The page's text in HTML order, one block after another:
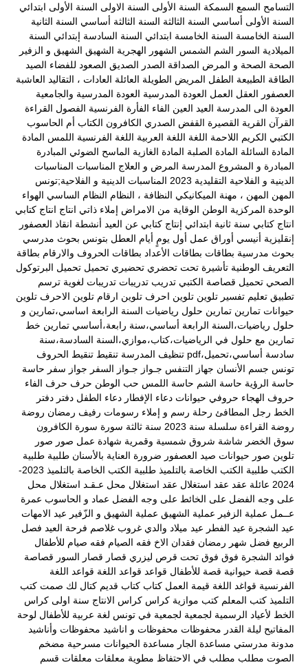
التسامح السمع السمكة السنة الأولى السنة الاولى السنة الأولى ابتدائي
السنة الأولى أساسي السنة الثالثة السنة الثالثة أساسي السنة الثانية
السنة الخامسة السنة الخامسة ابتدائي السنة السادسة إبتدائي السنة
الميلادية السور الشم الشمس الشهور الهجرية الشهيق الشهيق و الزفير
الصحة الصحة و المرض الصداقة الصدر الصديق الصعود للفضاء الصيد
الطاقة الطبيعة الطفل المريض الطويلة العائلة العادات ، التقاليد العاشبة
العصفور العقل العمل العودة المدرسية العودة المدرسية والجامعية
العودة الى المدرسة العيد العين الفاء الفأرة الفرنسية الفصول القراءة
القرآن القرية القصيرة القفض الصدري الكافرون الكتاب أم الحاسوب
الكتبي الكريم اللاحمة اللغة اللغة العربية اللغة الفرنسية اللمس المادة
المادة السائلة المادة الصلبة المادة الغازية الماسح الضوئي المبادرة
المبادرة و المشروع المدرسة المرض و العلاج المناسبات المناسبات
الدينية و الفلاحية التقليدية 2023
المناسبات الدينية و الفلاحية;تونس
المهن المهن ، مهنة الميكانيكي النظافة ، النظام النظام الساسي الهواء
الوحدة المركزية الوطن الوقاية من الامراض إملاء ذاتي انتاج انتاج كتابي
انتاج كتابي سنة ثانية ابتدائي إنتاج كتابي عن العيد أنشطة انقاذ العصفور
إنقليزية أنيسي أوراق عمل أول يومٍ أيام العطل بتونس بحوث مدرسي
بحوث مدرسية بطاقات بطاقات الأعداد بطاقات الحروف والارقام بطاقة
التعريف الوطنية تأشيرة تحت تحضري تحضيري تحميل تحميل البرتوكول
الصحي تحميل قصاصة الكتبي تدريب تدريبات تدريبات لغوية ترسم
تطبيق تعليم تفسير تلوين تلوين احرف تلوين ارقام تلوين الاحرف تلوين
حيوانات تمارين تمارين حلول رياضيات السنة الرابعة اساسي،تمارين و
حلول رياضيات،السنة الرابعة أساسي،سنة رابعة،أساسي تمارين خط
تمارين مع حلول في الرياضيات،كتاب،موازي،السنة السادسة،سنة
سادسة أساسي،تحميل،pdf
تنظيف المدرسة تنقيط تنقيط الحروف
تونس جسم الأنسان جهاز التنفس جـواز جـواز السفر جواز سفر حاسة
حاسة الرؤية حاسة الشم حاسة اللمس حب الوطن حرف حرف الفاء
حروف الهجاء حروفي حيوانات دعاء الإفطار دعاء الطفل دفتر دفتر
الخط رجل المطافئ رحلة رسم و إملاء رسومات رفيف رمضان روضة
روضة القراءة سلسلة سنة 2023 سنة ثالثة سورة سورة الكافرون
سوق الخضر شاشة شروق شمسية وقمرية شهادة عمل صور صور
تلوين صور حيوانات صيد العصفور ضرورة العناية بالأسنان طلبية طلبية
الكتب طلبية الكتب الخاصة بالتلميذ
طلبية الكتب الخاصة بالتلميذ 2023-
2024 عائلة عقد عقد استغلال عقد استغلال محل عـقـد استغلال محل
على وجه الفضل على الخائط على وجه الفضل عماد و الحاسوب عمرة
عــمل عملية الزفير عملية الشهيق عملية الشهيق و الزّفير عيد الامهات
عيد الشجرة عيد الفطر عيد ميلاد والدي غروب غلاصم فرحة العيد فصل
الربيع فضل شهر رمضان فقدان الاخ فقه الصيام فقه صيام للأطفال
فوائد الشجرة فوق فوق تحت قرص ليزري قصار قصار السور قصاصة
قصة قصة حيوانية قصة للأطفال قواعد قواعد اللغة قواعد اللغة
الفرنسية قواغد اللغة قيمة العمل كتاب كتاب قديم كتال لك صمت كتب
التلميذ كتب المعلم كتب موازية كراس كراس الانتاج سنة اولى كراس
الخط لأعياد الرسمية لجمعية لجمعية في تونس لغة عربية للأطفال لوحة
المفاتيح ليلة القدر محفوظات محفوظات و اناشيد محفوظات وأناشيد
مدونة مدرستي مساعدة الجار مساعدة الحيوانات مسرحية مضخم
الصوت مطلب مطلب في الاحتفاظ مطوية معلقات معلقات قسم